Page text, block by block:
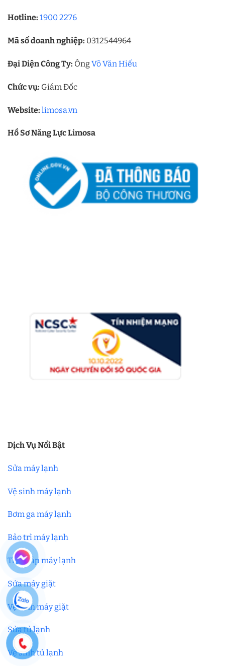
Hotline: 1900 2276
Mã số doanh nghiệp: 0312544964
Đại Diện Công Ty: ÔngVõ Văn Hiếu
Chức vụ: Giám Đốc
Website: limosa.vn
Hồ Sơ Năng Lực Limosa
Dịch Vụ Nổi Bật
Sửa máy lạnh
Vệ sinh máy lạnh
Bơm ga máy lạnh
Bảo trì máy lạnh
Tháo lắp máy lạnh
Sửa máy giặt
Vệ sinh máy giặt
Sửa tủ lạnh
Vệ sinh tủ lạnh